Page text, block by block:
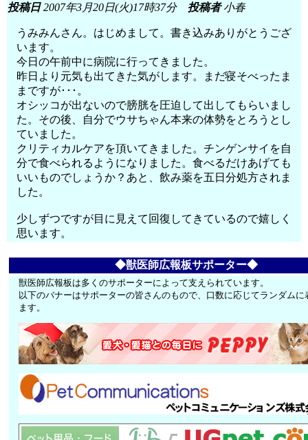
投稿日2007年3月20日(火)17時37分 投稿者小春
うみみんさん。はじめまして。書き込みありがとうござ
います。
今日の午前中に病院に行ってきました。
昨日より元気も出てきた気がします。まだ寝そべったま
まですが･･･。
オシッコが出ないので膀胱を圧迫して出してもらいまし
た。その後、自分でウサちゃん本来の体勢をとろうとし
ていました。
クリティカルケアを頂いてきました。チンゲンサイを自
分で食べられるようになりました。食べるだけあげても
いいものでしょうか？あと、飲み薬を五日分処方されま
した。
少しずつですが目に見えて回復してきているので嬉しく
思います。
◆獣医師広報板サポーター◆
獣医師広報板は多くのサポーターによって支えられています。
以下のバナーはサポーターの皆さんのもので、口数に応じてランダムに
ます。